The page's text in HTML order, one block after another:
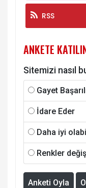
RSS
ANKETE
Sitemizi nasıl
Gayet
İdare Eder
Daha iyi
Renkler
Anketi Oyla